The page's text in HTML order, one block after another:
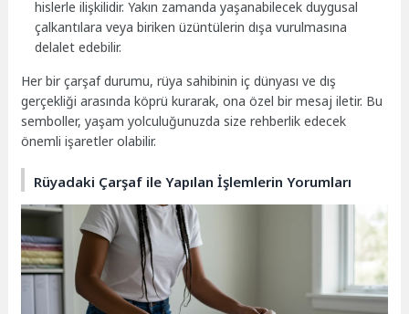
hislerle ilişkilidir. Yakın zamanda yaşanabilecek duygusal
çalkantılara veya biriken üzüntülerin dışa vurulmasına
delalet edebilir.
Her bir çarşaf durumu, rüya sahibinin iç dünyası ve dış
gerçekliği arasında köprü kurarak, ona özel bir mesaj iletir. Bu
semboller, yaşam yolculuğunuzda size rehberlik edecek
önemli işaretler olabilir.
Rüyadaki Çarşaf ile Yapılan İşlemlerin Yorumları